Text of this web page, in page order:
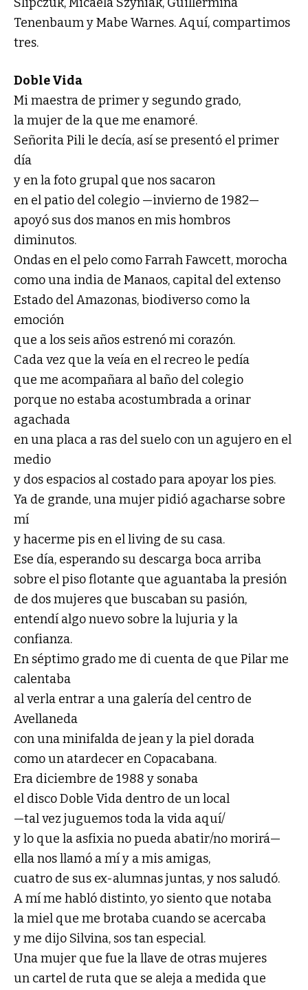
Tenenbaum y Mabe Warnes. Aquí, compartimos
tres.
Doble Vida
Mi maestra de primer y segundo grado,
la mujer de la que me enamoré.
Señorita Pili le decía, así se presentó el primer
día
y en la foto grupal que nos sacaron
en el patio del colegio —invierno de 1982—
apoyó sus dos manos en mis hombros
diminutos.
Ondas en el pelo como Farrah Fawcett, morocha
como una india de Manaos, capital del extenso
Estado del Amazonas, biodiverso como la
emoción
que a los seis años estrenó mi corazón.
Cada vez que la veía en el recreo le pedía
que me acompañara al baño del colegio
porque no estaba acostumbrada a orinar
agachada
en una placa a ras del suelo con un agujero en el
medio
y dos espacios al costado para apoyar los pies.
Ya de grande, una mujer pidió agacharse sobre
mí
y hacerme pis en el living de su casa.
Ese día, esperando su descarga boca arriba
sobre el piso flotante que aguantaba la presión
de dos mujeres que buscaban su pasión,
entendí algo nuevo sobre la lujuria y la
confianza.
En séptimo grado me di cuenta de que Pilar me
calentaba
al verla entrar a una galería del centro de
Avellaneda
con una minifalda de jean y la piel dorada
como un atardecer en Copacabana.
Era diciembre de 1988 y sonaba
el disco Doble Vida dentro de un local
—tal vez juguemos toda la vida aquí/
y lo que la asfixia no pueda abatir/no morirá—
ella nos llamó a mí y a mis amigas,
cuatro de sus ex-alumnas juntas, y nos saludó.
A mí me habló distinto, yo siento que notaba
la miel que me brotaba cuando se acercaba
y me dijo Silvina, sos tan especial.
Una mujer que fue la llave de otras mujeres
un cartel de ruta que se aleja a medida que